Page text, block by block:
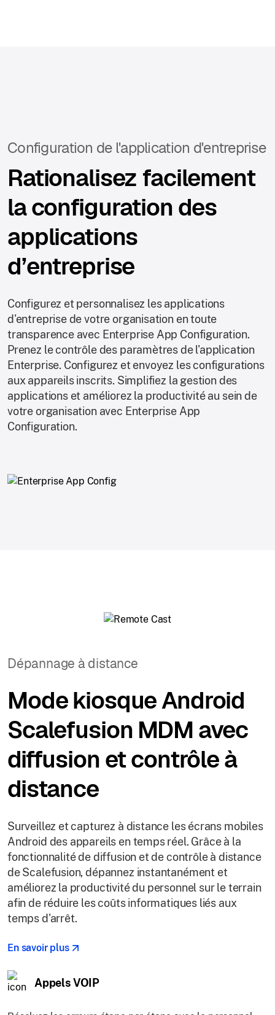
Configuration de l'application d'entreprise
Rationalisez facilement
la configuration des
applications
d’entreprise
Configurez et personnalisez les applications
d'entreprise de votre organisation en toute
transparence avec Enterprise App Configuration.
Prenez le contrôle des paramètres de l'application
Enterprise. Configurez et envoyez les configurations
aux appareils inscrits. Simplifiez la gestion des
applications et améliorez la productivité au sein de
votre organisation avec Enterprise App
Configuration.
Dépannage à distance
Mode kiosque Android
Scalefusion MDM avec
diffusion et contrôle à
distance
Surveillez et capturez à distance les écrans mobiles
Android des appareils en temps réel. Grâce à la
fonctionnalité de diffusion et de contrôle à distance
de Scalefusion, dépannez instantanément et
améliorez la productivité du personnel sur le terrain
afin de réduire les coûts informatiques liés aux
temps d'arrêt.
En savoir plus
Appels VOIP